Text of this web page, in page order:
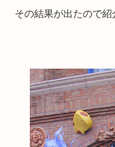
その結果が出たので紹